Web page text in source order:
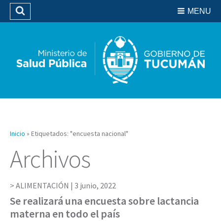
Biblioteca
MENU
Buscar
Inicio » Etiquetados: "encuesta nacional"
Archivos
ALIMENTACIÓN | 3 junio, 2022
Se realizará una encuesta sobre lactancia
materna en todo el país